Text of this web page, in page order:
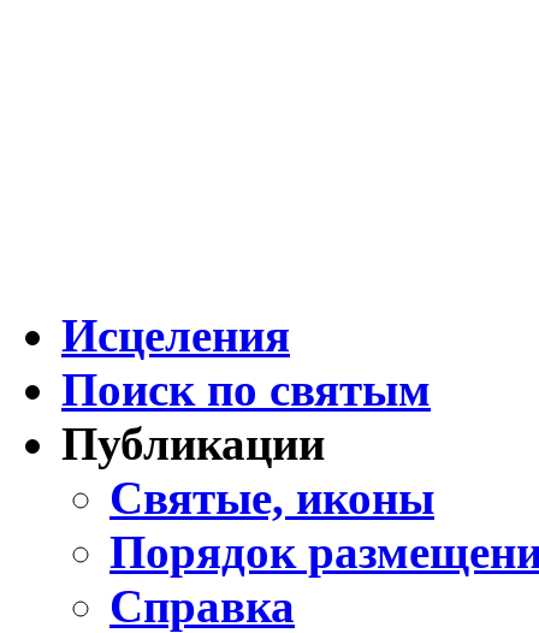
Исцеления
Поиск по святым
Публикации
Святые, иконы
Порядок
Справка